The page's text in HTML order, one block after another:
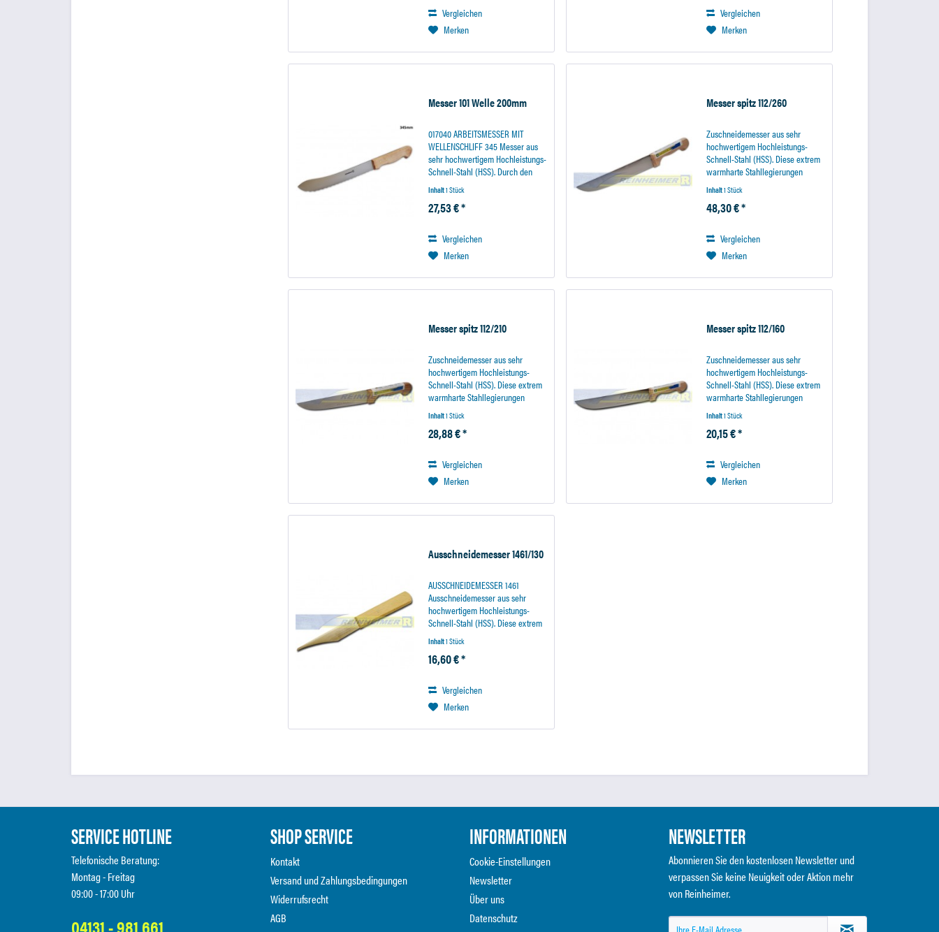
Vergleichen
Merken
Vergleichen
Merken
Messer 101 Welle 200mm
017040 ARBEITSMESSER MIT
WELLENSCHLIFF 345 Messer aus
sehr hochwertigem Hochleistungs-
Schnell-Stahl (HSS). Durch den
Oberflächen geeignet. Diese
extrem warmharte
Inhalt1 Stück
27,53 € *
Vergleichen
Merken
Messer spitz 112/260
Zuschneidemesser aus sehr
hochwertigem Hochleistungs-
Schnell-Stahl (HSS). Diese extrem
warmharte Stahllegierungen
Standzeit des Messers. Der
Holzhandgriff liegt sicher in der
Inhalt1 Stück
48,30 € *
Vergleichen
Merken
Messer spitz 112/210
Zuschneidemesser aus sehr
hochwertigem Hochleistungs-
Schnell-Stahl (HSS). Diese extrem
warmharte Stahllegierungen
Standzeit des Messers. Der
Holzhandgriff liegt sicher in der
Inhalt1 Stück
28,88 € *
Vergleichen
Merken
Messer spitz 112/160
Zuschneidemesser aus sehr
hochwertigem Hochleistungs-
Schnell-Stahl (HSS). Diese extrem
warmharte Stahllegierungen
Standzeit des Messers. Der
Holzhandgriff liegt sicher in der
Inhalt1 Stück
20,15 € *
Vergleichen
Merken
Ausschneidemesser 1461/130
AUSSCHNEIDEMESSER 1461
Ausschneidemesser aus sehr
hochwertigem Hochleistungs-
Schnell-Stahl (HSS). Diese extrem
garantiert eine besonders lange
Standzeit des Messers. Der
Hand...
Inhalt1 Stück
16,60 € *
Vergleichen
Merken
SERVICE HOTLINE
Telefonische Beratung:
Montag - Freitag
09:00 - 17:00 Uhr
SHOP SERVICE
Kontakt
Versand und Zahlungsbedingungen
Widerrufsrecht
AGB
INFORMATIONEN
Cookie-Einstellungen
Newsletter
Über uns
Datenschutz
NEWSLETTER
Abonnieren Sie den kostenlosen Newsletter und
verpassen Sie keine Neuigkeit oder Aktion mehr
von Reinheimer.